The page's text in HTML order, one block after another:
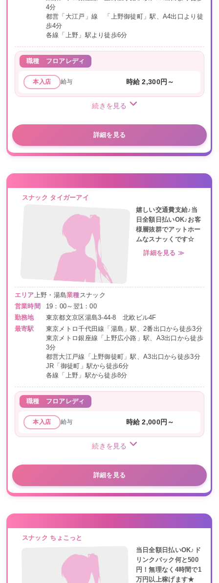
4分
都営「大江戸」線 「上野御徒町」駅、A4出口より徒
歩4分
各線「上野」駅より徒歩6分
職種 フロアレディ
本入店 給与 時給 2,300円～
続きを見る
詳細を見る
スナック タイガーアイ
嬉しい交通費支給♪当
日全額日払いOK♪お客
様層抜群でアットホー
ムなスナッくです☆
詳細を見る ≫
エリア上野・湯島業種スナック
営業時間
19：00～翌1：00
勤務地
東京都文京区湯島3-44-8 北欧ビル4F
最寄駅
東京メトロ千代田線「湯島」駅、2番出口から徒歩3分
東京メトロ銀座線「上野広小路」駅、A3出口から徒歩
3分
都営大江戸線「上野御徒町」駅、A3出口から徒歩3分
JR「御徒町」駅から徒歩6分
各線「上野」駅から徒歩8分
職種 フロアレディ
本入店 給与 時給 2,000円～
続きを見る
詳細を見る
スナック ちょこっと
当日全額日払いOK♪ド
リンクバック何と500
円！無理なく4時間で1
万円以上稼げます★